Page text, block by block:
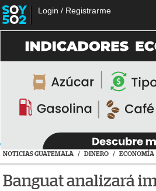
Login / Registrarme
NOTICIAS GUATEMALA / DINERO / ECONOMÍA
Banguat analizará